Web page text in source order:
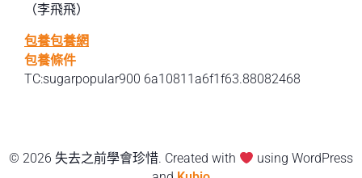
（李飛飛）
包養包養網
包養條件
TC:sugarpopular900 6a10811a6f1f63.88082468
© 2026 失去之前學會珍惜. Created with
using WordPress